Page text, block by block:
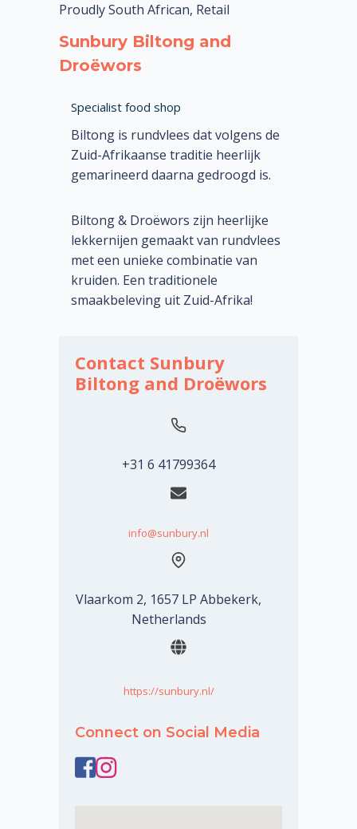
Proudly South African, Retail
Sunbury Biltong and
Droëwors
Specialist food shop
Biltong is rundvlees dat volgens de
Zuid-Afrikaanse traditie heerlijk
gemarineerd daarna gedroogd is.
Biltong & Droëwors zijn heerlijke
lekkernijen gemaakt van rundvlees
met een unieke combinatie van
kruiden. Een traditionele
smaakbeleving uit Zuid-Afrika!
Contact Sunbury
Biltong and Droëwors
+31 6 41799364
info@sunbury.nl
Vlaarkom 2, 1657 LP Abbekerk,
Netherlands
https://sunbury.nl/
Connect on Social Media